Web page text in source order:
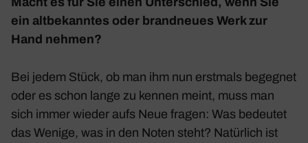
ein altbe­kanntes oder brand­neues Werk zur
Hand nehmen?
Bei jedem Stück, ob man ihm nun erst­mals begegnet
oder es schon lange zu kennen meint, muss man
sich immer wieder aufs Neue fragen: Was bedeutet
das Wenige, was in den Noten steht? Natür­lich ist